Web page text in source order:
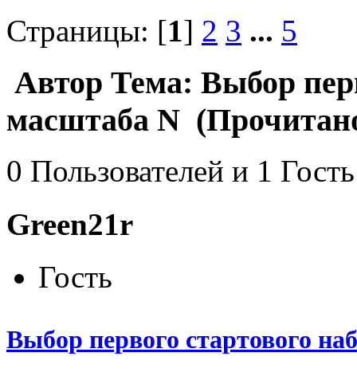
Страницы: [1] 2 3 ... 5
Автор Тема: Выбор
масштаба N
0 Пользователей и 1
Green21r
Гость
Выбор первого стартового